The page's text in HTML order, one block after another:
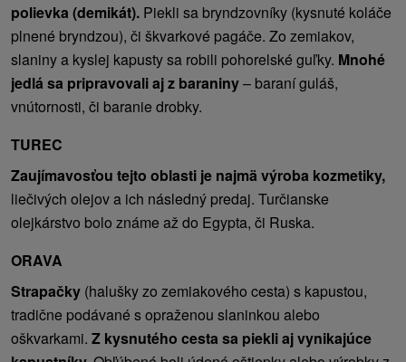
polievka (demikát). Piekli sa bryndzovníky (kysnuté koláče
plnené bryndzou), či škvarkové pagáče. Zo zemiakov,
slaniny a kyslej kapusty sa robili pohorelské guľky. Mnohé
jedlá sa pripravovali aj z baraniny– baraní guláš,
vnútornosti, či baranie drobky.
TUREC
Zaujímavosťou tejto oblasti je najmä výroba kozmetiky,
liečivých olejov a ich následný predaj. Turčianske
olejkárstvo bolo známe až do Egypta, či Ruska.
ORAVA
Strapačky (halušky zo zemiakového cesta) s kapustou,
tradične podávané s opraženou slaninkou alebo
oškvarkami. Z kysnutého cesta sa piekli aj vynikajúce